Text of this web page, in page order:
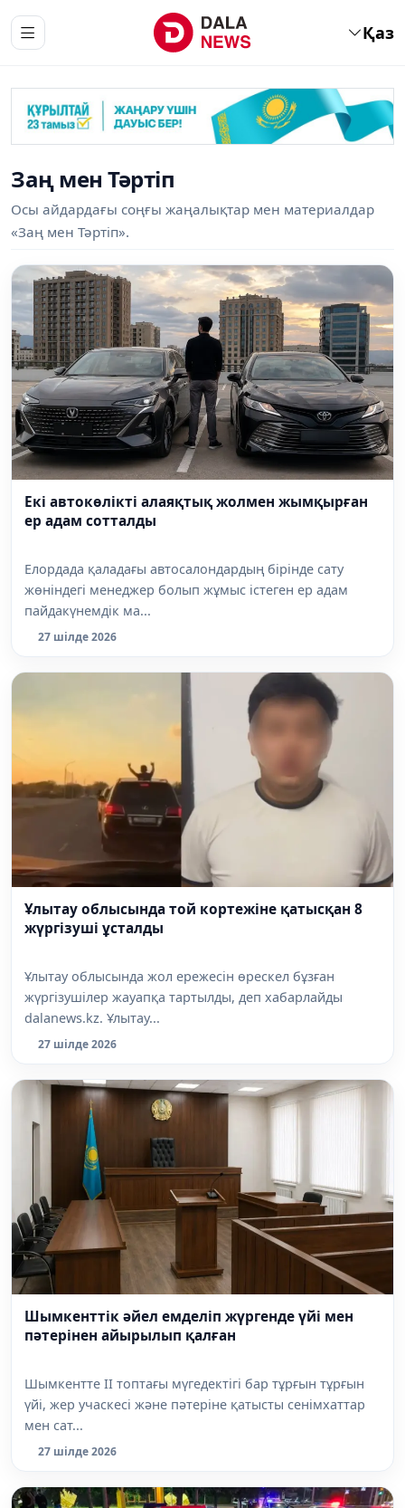
Қаз
Заң мен Тәртіп
Осы айдардағы соңғы жаңалықтар мен материалдар
«Заң мен Тәртіп».
Екі автокөлікті алаяқтық жолмен жымқырған
ер адам сотталды
Елордада қаладағы автосалондардың бірінде сату
жөніндегі менеджер болып жұмыс істеген ер адам
пайдакүнемдік ма...
27 шілде 2026
Ұлытау облысында той кортежіне қатысқан 8
жүргізуші ұсталды
Ұлытау облысында жол ережесін өрескел бұзған
жүргізушілер жауапқа тартылды, деп хабарлайды
dalanews.kz. Ұлытау...
27 шілде 2026
Шымкенттік әйел емделіп жүргенде үйі мен
пәтерінен айырылып қалған
Шымкентте II топтағы мүгедектігі бар тұрғын тұрғын
үйі, жер учаскесі және пәтеріне қатысты сенімхаттар
мен сат...
27 шілде 2026